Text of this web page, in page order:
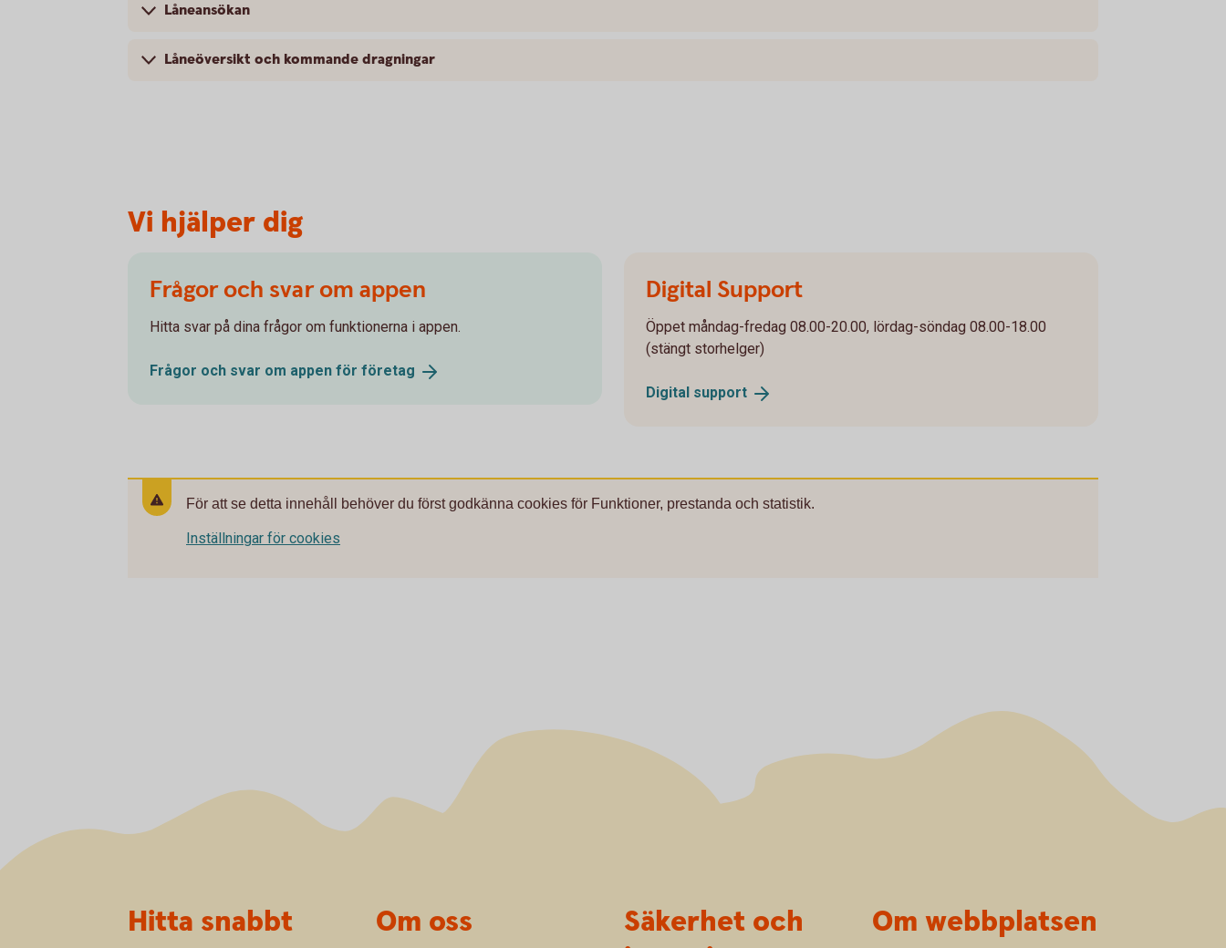
Låneansökan
Låneöversikt och kommande dragningar
Vi hjälper dig
Frågor och svar om appen
Hitta svar på dina frågor om funktionerna i appen.
Frågor och svar om appen för företag
Digital Support
Öppet måndag-fredag 08.00-20.00, lördag-söndag 08.00-18.00
(stängt storhelger)
Digital support
För att se detta innehåll behöver du först godkänna cookies för Funktioner, prestanda och statistik.
Inställningar för cookies
Hitta snabbt Om oss
Säkerhet och
Om webbplatsen